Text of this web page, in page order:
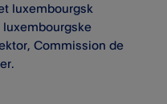
luxembourgsk
Commission de